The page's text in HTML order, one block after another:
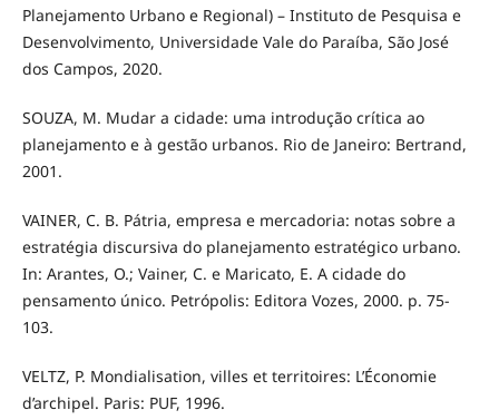
Planejamento Urbano e Regional) – Instituto de Pesquisa e
Desenvolvimento, Universidade Vale do Paraíba, São José
dos Campos, 2020.
SOUZA, M. Mudar a cidade: uma introdução crítica ao
planejamento e à gestão urbanos. Rio de Janeiro: Bertrand,
2001.
VAINER, C. B. Pátria, empresa e mercadoria: notas sobre a
estratégia discursiva do planejamento estratégico urbano.
In: Arantes, O.; Vainer, C. e Maricato, E. A cidade do
pensamento único. Petrópolis: Editora Vozes, 2000. p. 75-
103.
VELTZ, P. Mondialisation, villes et territoires: L’Économie
d’archipel. Paris: PUF, 1996.